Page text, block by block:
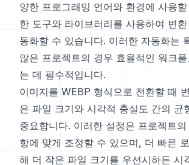
양한 프로그래밍 언어와 환경에 사용
한 도구와 라이브러리를 사용하여 변
동화할 수 있습니다. 이러한 자동화는
많은 프로젝트의 경우 효율적인 워크
는 데 필수적입니다.
이미지를 WEBP 형식으로 전환할 때
은 파일 크기와 시각적 충실도 간의 균
중요합니다. 이러한 설정은 프로젝트
항에 맞게 조정할 수 있으며, 더 빠른
해 더 작은 파일 크기를 우선시하든 시